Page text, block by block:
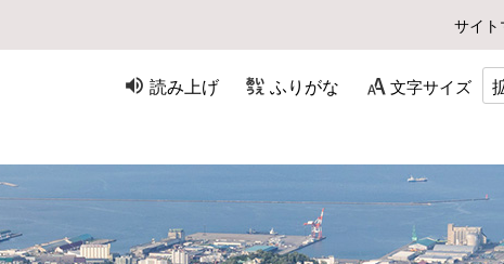
サイ
読み上げ ふりがな 文字サイズ